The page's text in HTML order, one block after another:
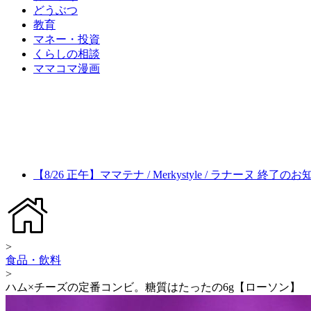
どうぶつ
教育
マネー・投資
くらしの相談
ママコマ漫画
【8/26 正午】ママテナ / Merkystyle / ラナーヌ 終了のお
>
食品・飲料
>
ハム×チーズの定番コンビ。糖質はたったの6g【ローソン】